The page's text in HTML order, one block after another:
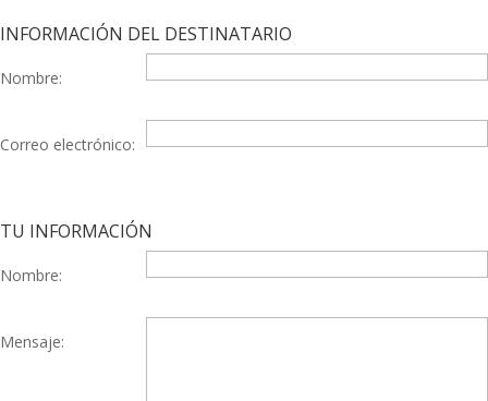
INFORMACIÓN DEL DESTINATARIO
Nombre:
Correo electrónico:
TU INFORMACIÓN
Nombre:
Mensaje: